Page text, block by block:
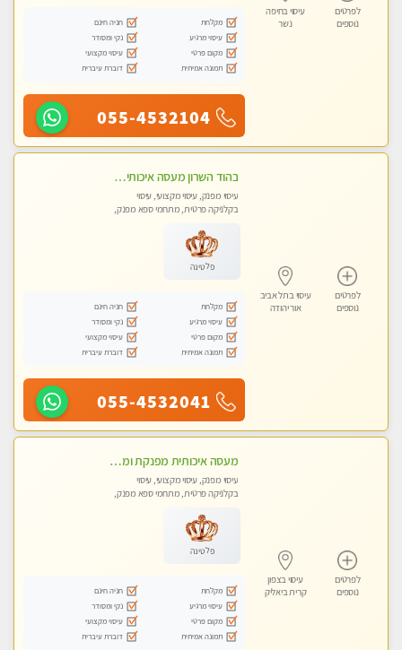
לפרטים
נוספים
עיסוי בחיפה
נשר
מקלחת
חניה חינם
עיסוי מרגיע
נקי ומסודר
מקום פרטי
עיסוי מקצועי
תמונה אמיתית
דוברת עיברית
055-4532104
לפרטים
נוספים
עיסוי בתל אביב
אור יהודה
בהוד השרון מעסה איכותית מקצועית ומפנקת מאוד
עיסוי מפנק, עיסוי מקצועי, עיסוי
בקלניקה פרטית, מתחמי ספא מפנק,
פלטינה
מקלחת
חניה חינם
עיסוי מרגיע
נקי ומסודר
מקום פרטי
עיסוי מקצועי
תמונה אמיתית
דוברת עיברית
055-4532041
לפרטים
נוספים
עיסוי בצפון
קרית ביאליק
מעסה איכותית מפנקת ומקצועית עיסוי חלומי ..... בקריות
עיסוי מפנק, עיסוי מקצועי, עיסוי
בקלניקה פרטית, מתחמי ספא מפנק,
פלטינה
מקלחת
חניה חינם
עיסוי מרגיע
נקי ומסודר
מקום פרטי
עיסוי מקצועי
תמונה אמיתית
דוברת עיברית